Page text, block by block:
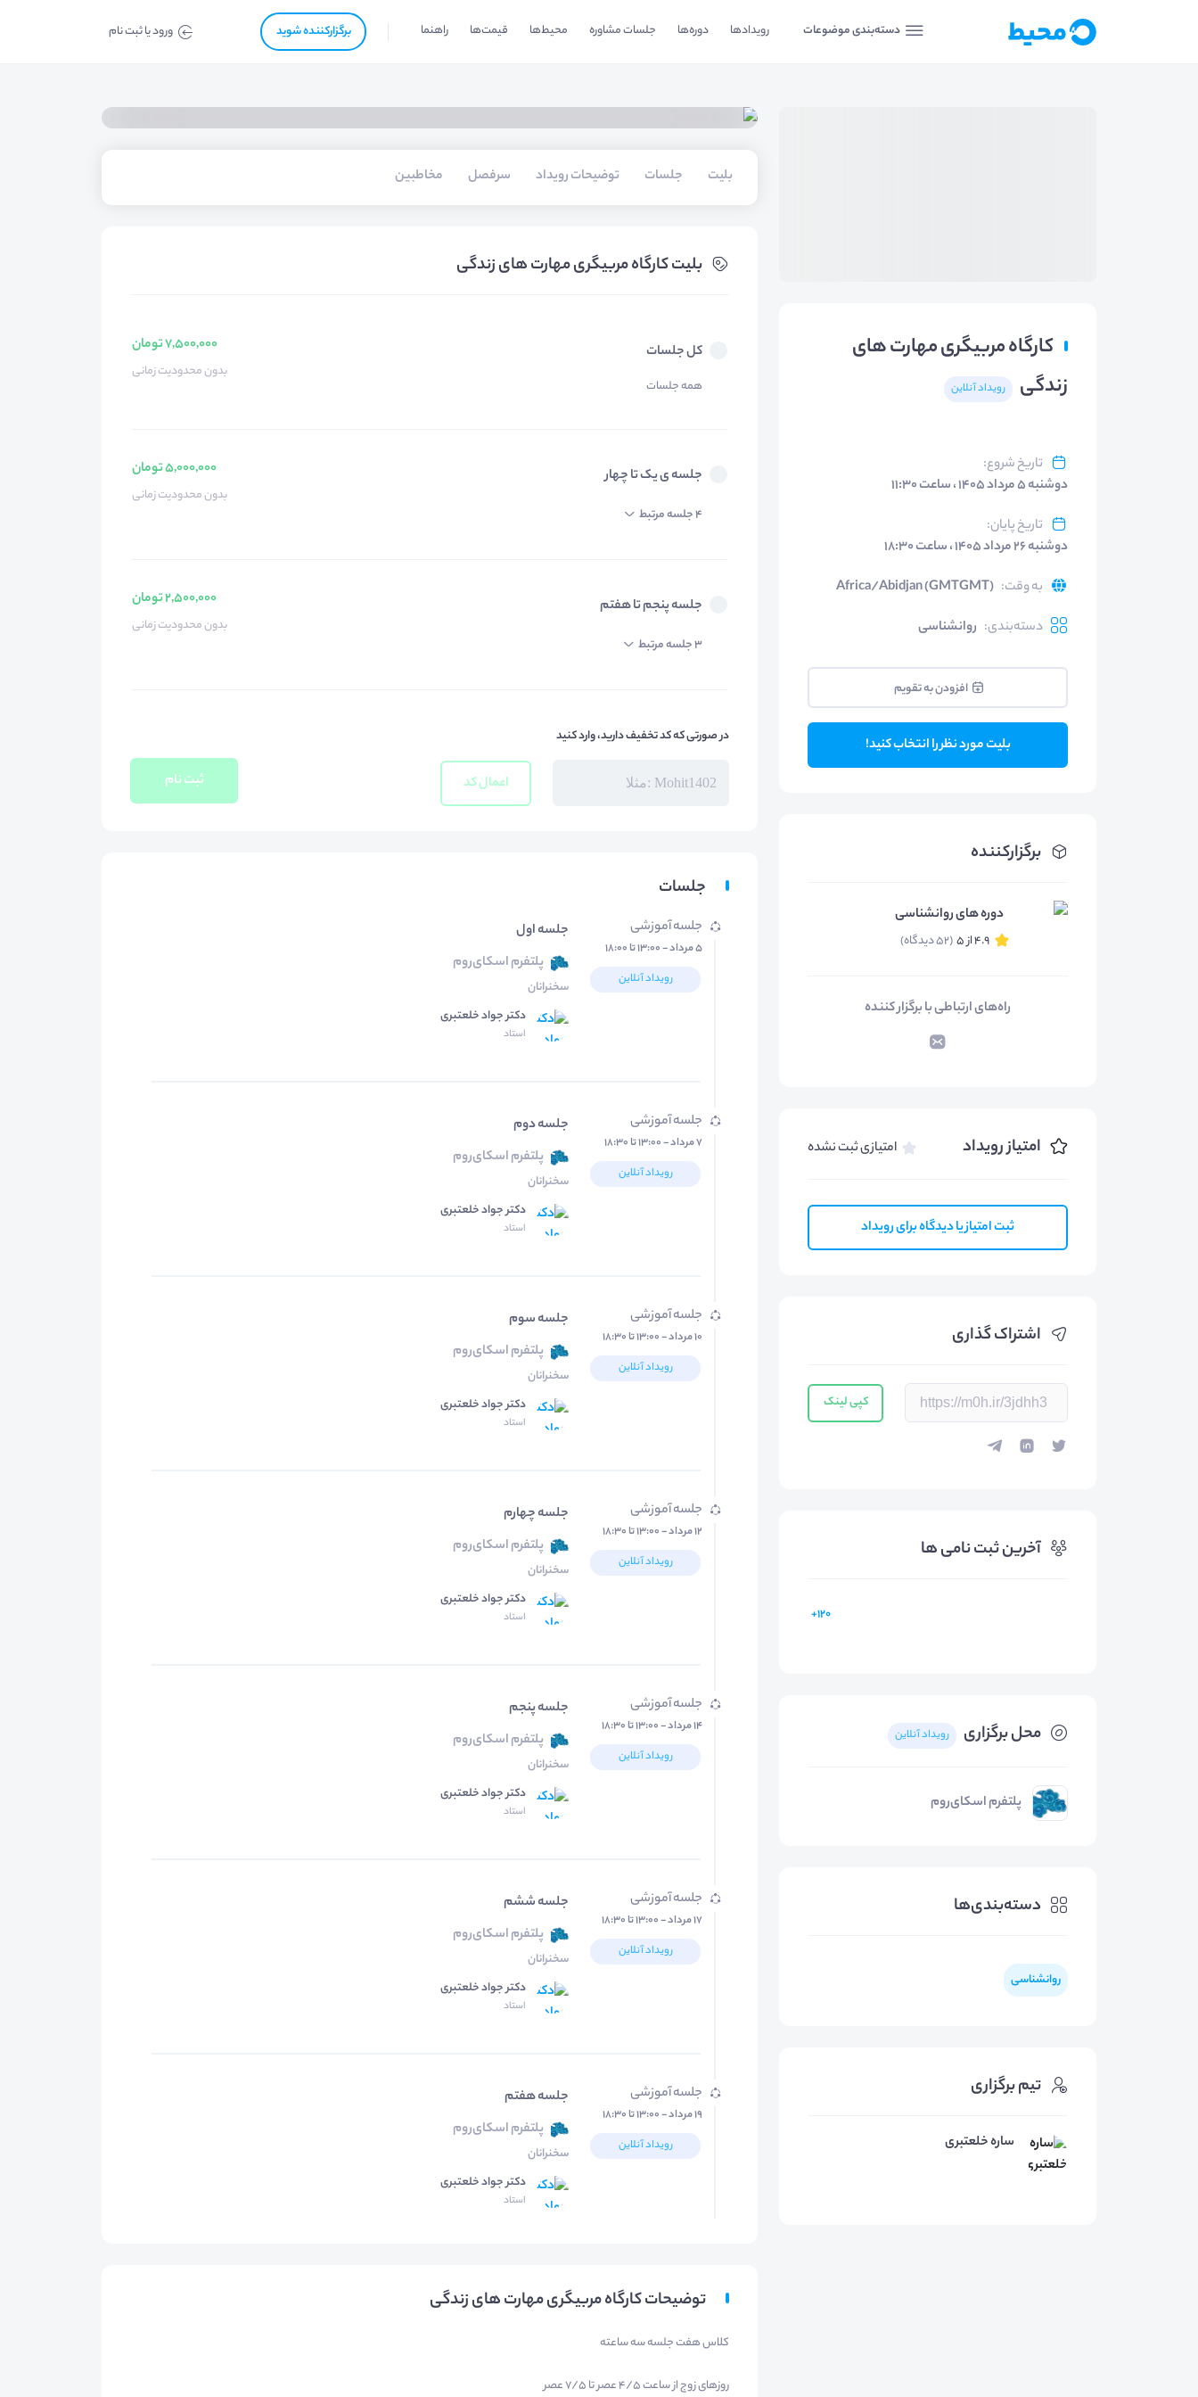
دسته‌بندی موضوعات رویدادها دوره‌ها جلسات مشاوره محیط‌ها قیمت‌ها راهنما برگزار‌‌کننده شوید ورود یا ثبت نام
کارگاه مربیگری مهارت های
زندگی
رویداد آنلاین
تاریخ شروع:
دوشنبه ۵ مرداد ۱۴۰۵ ، ساعت ۱۱:۳۰
تاریخ پایان:
دوشنبه ۲۶ مرداد ۱۴۰۵ ، ساعت ۱۸:۳۰
به وقت:
Africa/Abidjan (GMTGMT)
دسته‌بندی: روانشناسی
افزودن به تقویم
بلیت مورد نظر را انتخاب کنید!
برگزارکننده
دوره های روانشناسی
4.9 از 5 (52 دیدگاه)
راه‌های ارتباطی با برگزار کننده
امتیاز رویداد امتیازی ثبت نشده
ثبت امتیاز یا دیدگاه برای رویداد
اشتراک گذاری
کپی لینک
آخرین ثبت نامی ها
120+
محل برگزاری رویداد آنلاین
پلتفرم اسکای‌روم
دسته‌بندی‌ها
روانشناسی
تیم برگزاری
ساره خلعتبری
بلیت‌ جلسات توضیحات رویداد سرفصل مخاطبین
بلیت‌ کارگاه مربیگری مهارت های زندگی
کل جلسات
همه جلسات
7,500,000 تومان
بدون محدودیت زمانی
جلسه ی یک تا چهار
4 جلسه مرتبط
5,000,000 تومان
بدون محدودیت زمانی
جلسه پنجم تا هفتم
3 جلسه مرتبط
2,500,000 تومان
بدون محدودیت زمانی
در صورتی که کد تخفیف دارید، وارد کنید
اعمال کد ثبت نام
جلسات
جلسه آموزشی
۵ مرداد - ۱۳:۰۰ تا ۱۸:۰۰
رویداد آنلاین
جلسه اول
پلتفرم اسکای‌روم
سخنرانان
دکتر جواد خلعتبری
استاد
جلسه آموزشی
۷ مرداد - ۱۳:۰۰ تا ۱۸:۳۰
رویداد آنلاین
جلسه دوم
پلتفرم اسکای‌روم
سخنرانان
دکتر جواد خلعتبری
استاد
جلسه آموزشی
۱۰ مرداد - ۱۳:۰۰ تا ۱۸:۳۰
رویداد آنلاین
جلسه سوم
پلتفرم اسکای‌روم
سخنرانان
دکتر جواد خلعتبری
استاد
جلسه آموزشی
۱۲ مرداد - ۱۳:۰۰ تا ۱۸:۳۰
رویداد آنلاین
جلسه چهارم
پلتفرم اسکای‌روم
سخنرانان
دکتر جواد خلعتبری
استاد
جلسه آموزشی
۱۴ مرداد - ۱۳:۰۰ تا ۱۸:۳۰
رویداد آنلاین
جلسه پنجم
پلتفرم اسکای‌روم
سخنرانان
دکتر جواد خلعتبری
استاد
جلسه آموزشی
۱۷ مرداد - ۱۳:۰۰ تا ۱۸:۳۰
رویداد آنلاین
جلسه ششم
پلتفرم اسکای‌روم
سخنرانان
دکتر جواد خلعتبری
استاد
جلسه آموزشی
۱۹ مرداد - ۱۳:۰۰ تا ۱۸:۳۰
رویداد آنلاین
جلسه هفتم
پلتفرم اسکای‌روم
سخنرانان
دکتر جواد خلعتبری
استاد
توضیحات کارگاه مربیگری مهارت های زندگی
کلاس هفت جلسه سه ساعته
روزهای زوج از ساعت 4/5 عصر تا 7/5 عصر